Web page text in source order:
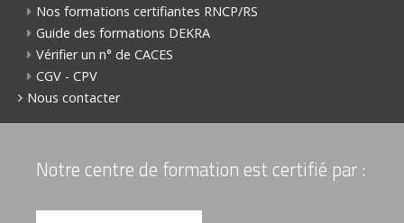
Nos formations certifiantes RNCP/RS
Guide des formations DEKRA
Vérifier un n° de CACES
CGV - CPV
Nous contacter
Notre centre de formation est certifié par :